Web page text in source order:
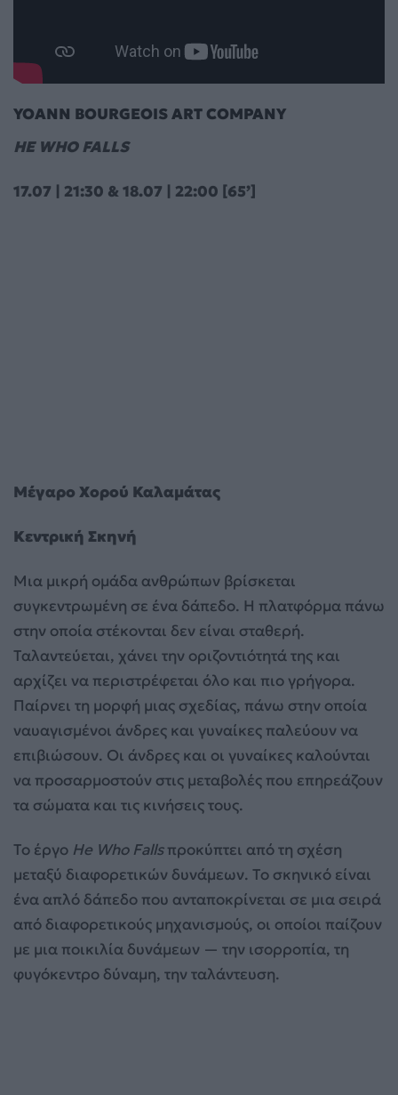
YOANN BOURGEOIS ART COMPANY
HE WHO FALLS
17.07 | 21:30 & 18.07 | 22:00 [65’]
Μέγαρο Χορού Καλαμάτας
Κεντρική Σκηνή
Μια μικρή ομάδα ανθρώπων βρίσκεται
συγκεντρωμένη σε ένα δάπεδο. Η πλατφόρμα πάνω
στην οποία στέκονται δεν είναι σταθερή.
Ταλαντεύεται, χάνει την οριζοντιότητά της και
αρχίζει να περιστρέφεται όλο και πιο γρήγορα.
Παίρνει τη μορφή μιας σχεδίας, πάνω στην οποία
ναυαγισμένοι άνδρες και γυναίκες παλεύουν να
επιβιώσουν. Οι άνδρες και οι γυναίκες καλούνται
να προσαρμοστούν στις μεταβολές που επηρεάζουν
τα σώματα και τις κινήσεις τους.
Το έργο He Who Fallsπροκύπτει από τη σχέση
μεταξύ διαφορετικών δυνάμεων. Το σκηνικό είναι
ένα απλό δάπεδο που ανταποκρίνεται σε μια σειρά
από διαφορετικούς μηχανισμούς, οι οποίοι παίζουν
με μια ποικιλία δυνάμεων — την ισορροπία, τη
φυγόκεντρο δύναμη, την ταλάντευση.